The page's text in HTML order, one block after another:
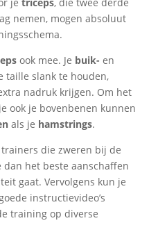
je triceps, die twee derde
nemen, mogen absoluut
ook mee. Je buik- en
taille slank te houden,
nadruk krijgen. Om het
ook je bovenbenen kunnen
als je hamstrings.
die zweren bij de
dan het beste aanschaffen
gaat. Vervolgens kun je
instructievideo’s
training op diverse